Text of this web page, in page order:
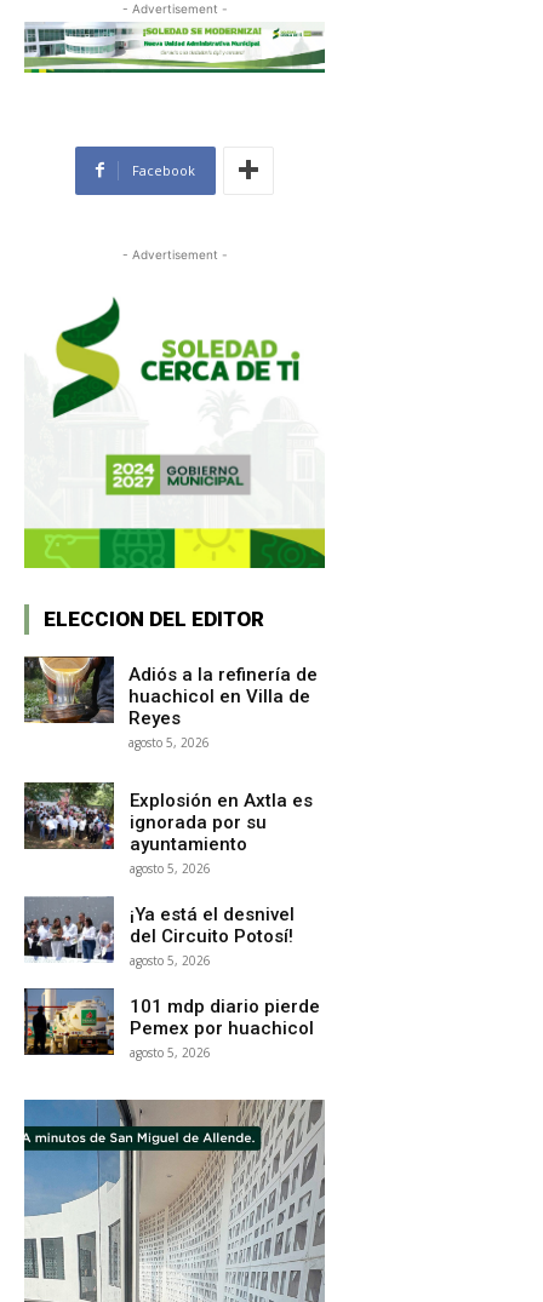
- Advertisement -
Facebook
- Advertisement -
ELECCION DEL EDITOR
Adiós a la refinería de
huachicol en Villa de
Reyes
agosto 5, 2026
Explosión en Axtla es
ignorada por su
ayuntamiento
agosto 5, 2026
¡Ya está el desnivel
del Circuito Potosí!
agosto 5, 2026
101 mdp diario pierde
Pemex por huachicol
agosto 5, 2026